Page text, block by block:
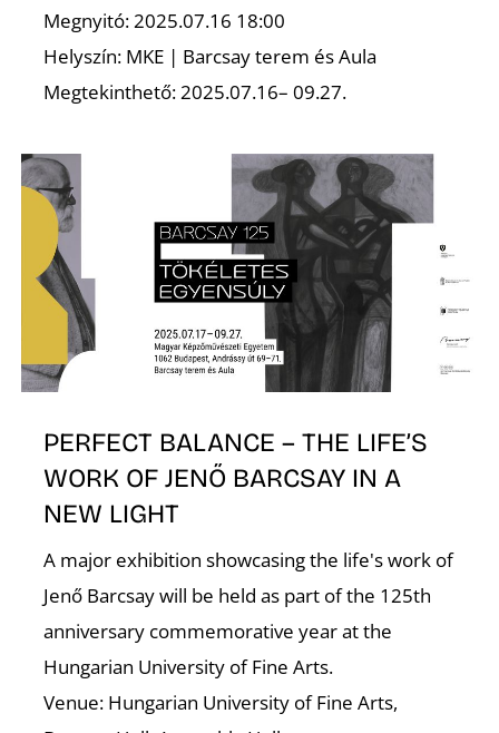
Megnyitó: 2025.07.16 18:00
Helyszín: MKE | Barcsay terem és Aula
Megtekinthető: 2025.07.16– 09.27.
PERFECT BALANCE – THE LIFE’S
WORK OF JENŐ BARCSAY IN A
NEW LIGHT
A major exhibition showcasing the life's work of
Jenő Barcsay will be held as part of the 125th
anniversary commemorative year at the
Hungarian University of Fine Arts.
Venue: Hungarian University of Fine Arts,